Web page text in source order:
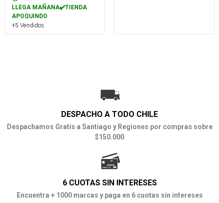
LLEGA MAÑANA✔️TIENDA
APOQUINDO
+5 Vendidos
DESPACHO A TODO CHILE
Despachamos Gratis a Santiago y Regiones por compras sobre
$150.000
6 CUOTAS SIN INTERESES
Encuentra + 1000 marcas y paga en 6 cuotas sin intereses